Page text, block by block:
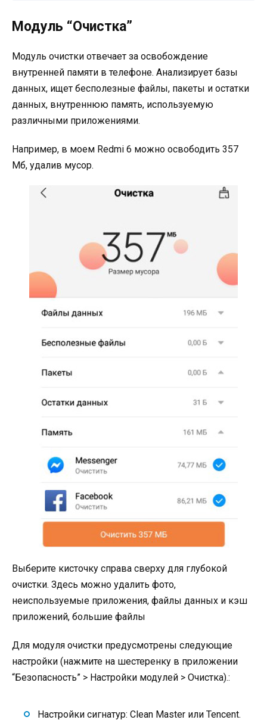
Модуль “Очистка”
Модуль очистки отвечает за освобождение
внутренней памяти в телефоне. Анализирует базы
данных, ищет бесполезные файлы, пакеты и остатки
данных, внутреннюю память, используемую
различными приложениями.
Например, в моем Redmi 6 можно освободить 357
Мб, удалив мусор.
Выберите кисточку справа сверху для глубокой
очистки. Здесь можно удалить фото,
неиспользуемые приложения, файлы данных и кэш
приложений, большие файлы
Для модуля очистки предусмотрены следующие
настройки (нажмите на шестеренку в приложении
“Безопасность” > Настройки модулей > Очистка).:
Настройки сигнатур: Clean Master или Tencent.